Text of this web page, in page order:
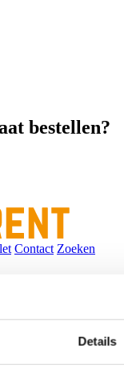
Details
bestellen?
Contact Zoeken